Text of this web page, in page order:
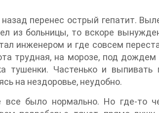
перенес острый гепатит.
из больницы, то вскоре
инженером и где совсем
трудная, на морозе, под
тушенки. Частенько и выпивать
на нездоровье, неудобно.
все было нормально. Но где-то